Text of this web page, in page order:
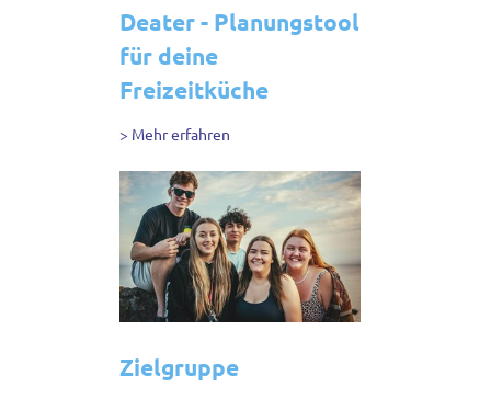
Deater - Planungstool
für deine
Freizeitküche
> Mehr erfahren
Zielgruppe